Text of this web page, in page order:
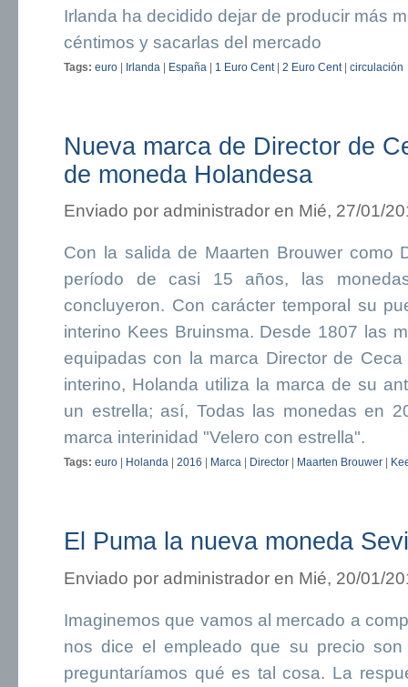
Irlanda ha decidido dejar de producir más
céntimos y sacarlas del mercado
Tags: euro Irlanda España 1 Euro Cent| 2 Euro Cent| circulación
Nueva marca de Director de
de moneda Holandesa
Enviado por administrador en Mié, 27/01/
Con la salida de Maarten Brouwer como
período de casi 15 años, las
concluyeron. Con carácter temporal su
interino Kees Bruinsma. Desde 1807 las
equipadas con la marca Director de
interino, Holanda utiliza la marca de su
un estrella; así, Todas las monedas en
marca interinidad "Velero con estrella".
Tags: euro Holanda 2016 Marca Director Maarten Brouwer
El Puma la nueva moneda
Enviado por administrador en Mié, 20/01/
Imaginemos que vamos al mercado a
nos dice el empleado que su precio son
preguntaríamos qué es tal cosa. La